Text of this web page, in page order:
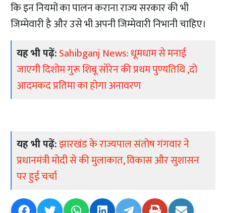
कि इन नियमों का पालन कराना राज्य सरकार की भी
जिम्मेवारी है और उसे भी अपनी जिम्मेवारी निभानी चाहिए।
यह भी पढ़ें:Sahibganj News: धूमधाम से मनाई
जाएगी दिशोम गुरू शिबू सोरेन की प्रथम पुण्यतिथि ,दो
आदमकद प्रतिमा का होगा अनावरण
यह भी पढ़ें:झारखंड के राज्यपाल संतोष गंगवार ने
प्रधानमंत्री मोदी से की मुलाकात, विकास और सुशासन
पर हुई चर्चा